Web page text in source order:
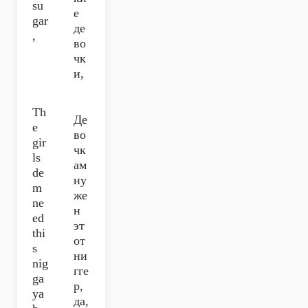
su
gar
,
е
де
во
чк
и,
Th
e
gir
ls
de
m
ne
ed
thi
s
nig
ga
ya
Де
во
чк
ам
ну
же
н
эт
от
ни
гге
р,
да,